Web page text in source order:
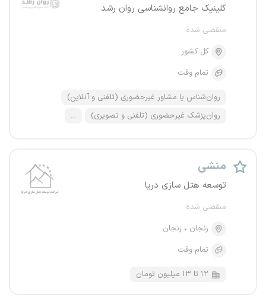
کلینیک جامع روانشناسی روان رشد
منقضی شده
کل کشور
تمام وقت
روان‌شناس یا مشاور غیرحضوری (تلفنی و آنلاین)
روان‌پزشک غیرحضوری (تلفنی و تصویری)
...
منشی
توسعه هتل سازی دریا
منقضی شده
زنجان
زنجان
تمام وقت
۱۲ تا ۱۳ میلیون تومان